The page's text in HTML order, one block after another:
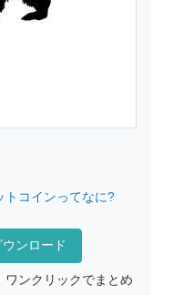
トコインってなに?
ンロード
ワンクリックでまとめ